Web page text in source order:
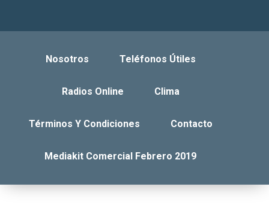
Nosotros Teléfonos Útiles
Radios Online Clima
Términos Y Condiciones Contacto
Mediakit Comercial Febrero 2019